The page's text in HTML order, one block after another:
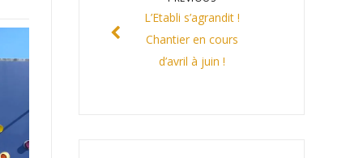
L’Etabli s’agrandit !
Chantier en cours
d’avril à juin !